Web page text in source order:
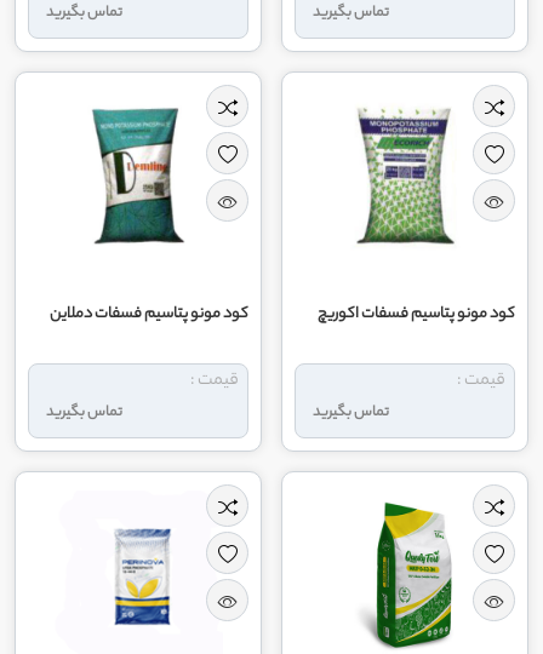
تماس بگیرید تماس بگیرید
کود مونو پتاسیم فسفات اکوریچ
تماس بگیرید
قیمت :
کود مونو پتاسیم فسفات دملاین
تماس بگیرید
قیمت :